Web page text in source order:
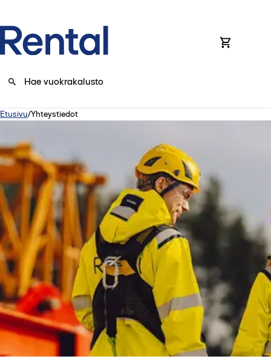
Etusivu/Yhteystiedot